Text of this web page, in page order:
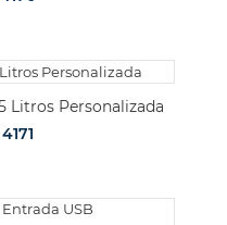
Litros Personalizada